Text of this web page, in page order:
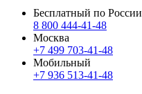
Бесплатный по России
8 800 444‑41‑48
Москва
+7 499 703‑41‑48
Мобильный
+7 936 513‑41‑48